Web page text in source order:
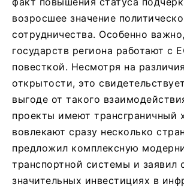
возросшее значение
сотрудничества. Особенно
государств региона работают с
повесткой. Несмотря на
открытости, это
выгоде от такого
проекты имеют трансграничный
вовлекают сразу несколько
предложил комплексную
транспортной системы и заявил
значительных инвестициях в